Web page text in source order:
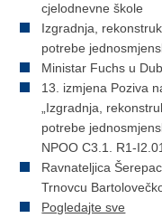
cjelodnevne škole
Izgradnja,
potrebe
Ministar Fuchs u
13. izmjena Poziva
„Izgradnja,
potrebe
NPOO C3.1. R1-
Ravnateljica
Trnovcu
Pogledajte sve